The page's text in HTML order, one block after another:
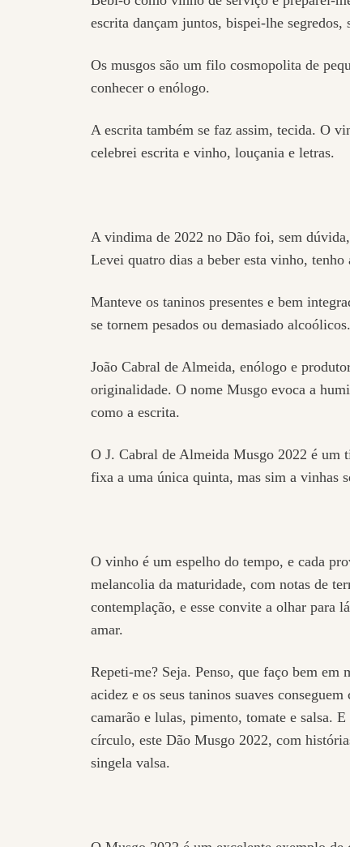
escrita dançam juntos, bispei-lhe
Os musgos são um filo cosmopolita de
conhecer o enólogo.
A escrita também se faz assim, tecida. O
celebrei escrita e vinho, louçania e letras.
A vindima de 2022 no Dão foi, sem
Levei quatro dias a beber esta vinho,
Manteve os taninos presentes e bem
se tornem pesados ou demasiado
João Cabral de Almeida, enólogo e
originalidade. O nome Musgo evoca a
como a escrita.
O J. Cabral de Almeida Musgo 2022 é um
fixa a uma única quinta, mas sim a vinhas
O vinho é um espelho do tempo, e cada
melancolia da maturidade, com notas de
contemplação, e esse convite a olhar para
amar.
Repeti-me? Seja. Penso, que faço bem em
acidez e os seus taninos suaves
camarão e lulas, pimento, tomate e salsa.
círculo, este Dão Musgo 2022, com
singela valsa.